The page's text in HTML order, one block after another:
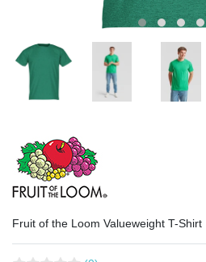
Fruit of the Loom Valueweight T-Shirt